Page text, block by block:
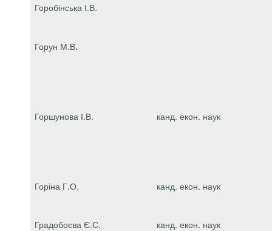
Горобінська І.В.
Горун М.В.
Горшунова І.В. канд. екон. наук
Горіна Г.О. канд. екон. наук
Градобоєва Є.С. канд. екон. наук